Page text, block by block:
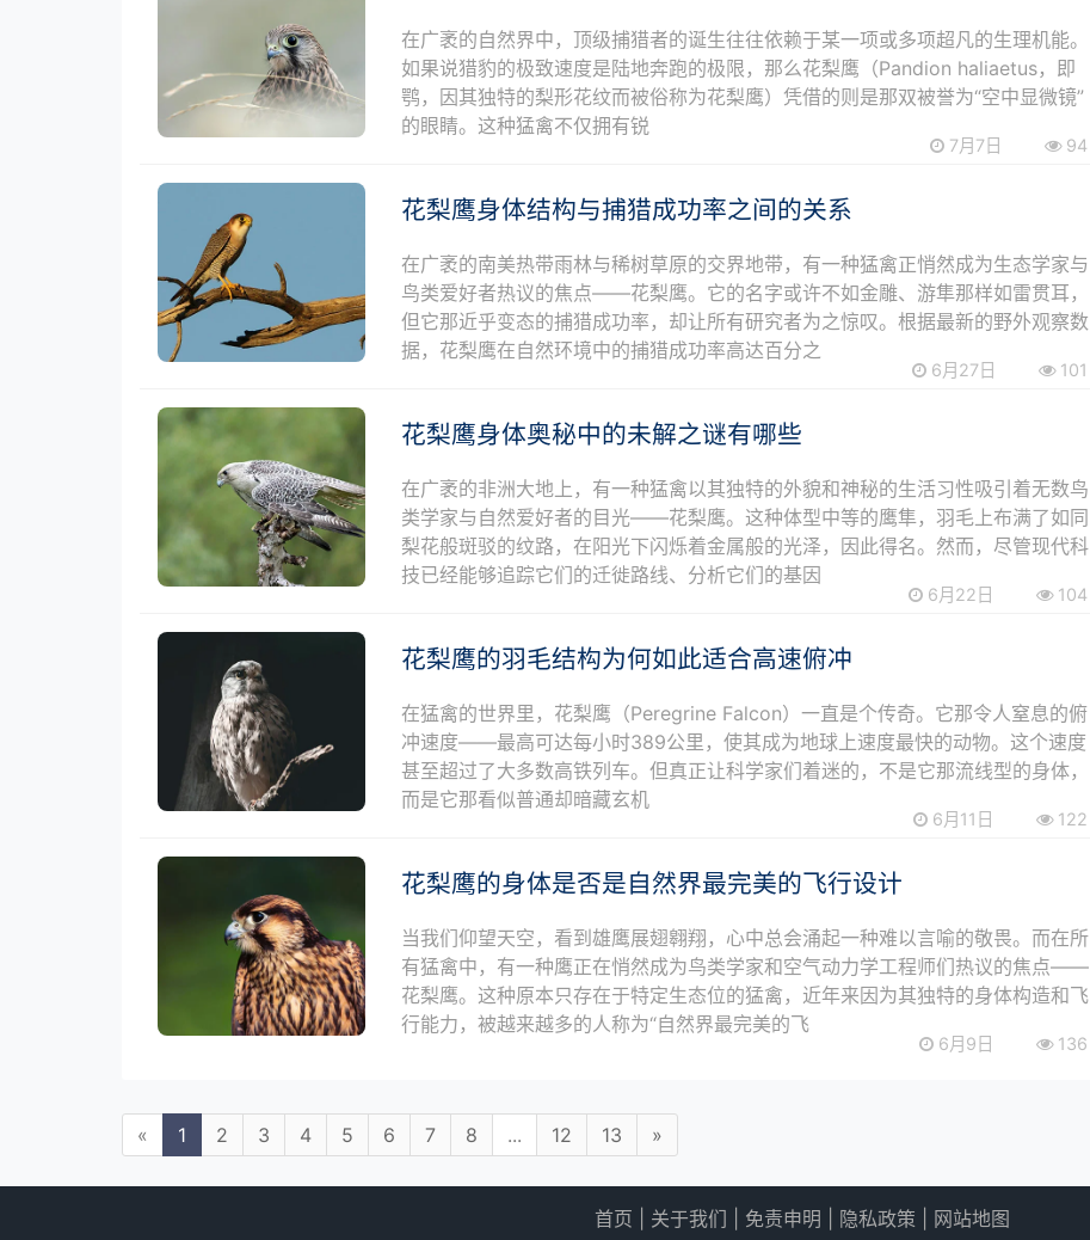
在广袤的自然界中，顶级捕猎者的诞生往往依赖于某一项或多项超凡的生理机能。
如果说猎豹的极致速度是陆地奔跑的极限，那么花梨鹰（Pandion haliaetus，即
鹗，因其独特的梨形花纹而被俗称为花梨鹰）凭借的则是那双被誉为“空中显微镜”
的眼睛。这种猛禽不仅拥有锐
7月7日 94
花梨鹰身体结构与捕猎成功率之间的关系
在广袤的南美热带雨林与稀树草原的交界地带，有一种猛禽正悄然成为生态学家与
鸟类爱好者热议的焦点——花梨鹰。它的名字或许不如金雕、游隼那样如雷贯耳，
但它那近乎变态的捕猎成功率，却让所有研究者为之惊叹。根据最新的野外观察数
据，花梨鹰在自然环境中的捕猎成功率高达百分之
6月27日 101
花梨鹰身体奥秘中的未解之谜有哪些
在广袤的非洲大地上，有一种猛禽以其独特的外貌和神秘的生活习性吸引着无数鸟
类学家与自然爱好者的目光——花梨鹰。这种体型中等的鹰隼，羽毛上布满了如同
梨花般斑驳的纹路，在阳光下闪烁着金属般的光泽，因此得名。然而，尽管现代科
技已经能够追踪它们的迁徙路线、分析它们的基因
6月22日 104
花梨鹰的羽毛结构为何如此适合高速俯冲
在猛禽的世界里，花梨鹰（Peregrine Falcon）一直是个传奇。它那令人窒息的俯
冲速度——最高可达每小时389公里，使其成为地球上速度最快的动物。这个速度
甚至超过了大多数高铁列车。但真正让科学家们着迷的，不是它那流线型的身体，
而是它那看似普通却暗藏玄机
6月11日 122
花梨鹰的身体是否是自然界最完美的飞行设计
当我们仰望天空，看到雄鹰展翅翱翔，心中总会涌起一种难以言喻的敬畏。而在所
有猛禽中，有一种鹰正在悄然成为鸟类学家和空气动力学工程师们热议的焦点——
花梨鹰。这种原本只存在于特定生态位的猛禽，近年来因为其独特的身体构造和飞
行能力，被越来越多的人称为“自然界最完美的飞
6月9日 136
« 1 2 3 4 5 6 7 8 ... 12 13 »
首页 关于我们 免责申明 隐私政策 网站地图